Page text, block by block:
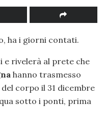
ha i giorni contati.
e rivelerà al prete che
hanno trasmesso
corpo il 31 dicembre
sotto i ponti, prima